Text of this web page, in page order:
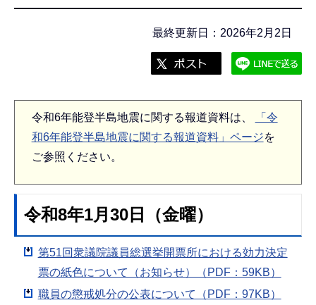
最終更新日：2026年2月2日
令和6年能登半島地震に関する報道資料は、
「令
和6年能登半島地震に関する報道資料」ページを
ご参照ください。
令和8年1月30日（金曜）
第51回衆議院議員総選挙開票所における効力決定
票の紙色について（お知らせ）（PDF：59KB）
職員の懲戒処分の公表について（PDF：97KB）